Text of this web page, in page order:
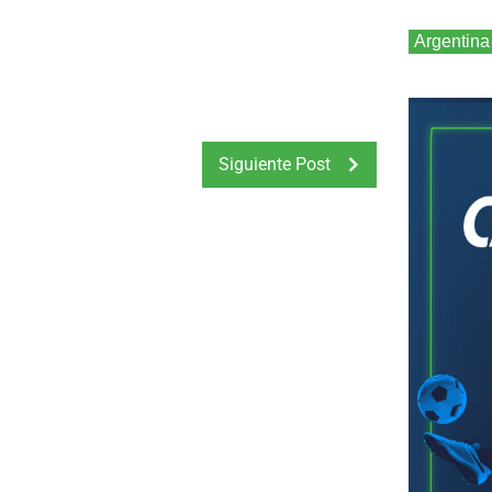
Siguiente Post
Argentina